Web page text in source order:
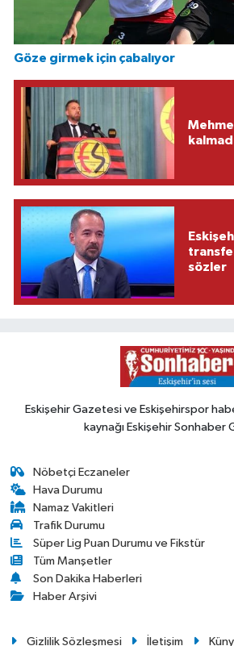
Göze girmek için çabalıyor
sözler
Eskişehir Gazetesi ve Eskişehirspor
kaynağı Eskişehir Sonhaber
Nöbetçi Eczaneler
Hava Durumu
Namaz Vakitleri
Trafik Durumu
Süper Lig Puan Durumu ve Fikstür
Tüm Manşetler
Son Dakika Haberleri
Haber Arşivi
Gizlilik Sözleşmesi İletişim